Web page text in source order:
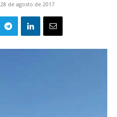
28 de agosto de 2017